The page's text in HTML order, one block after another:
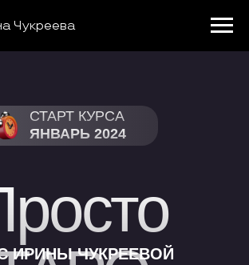
Чукреева
СТАРТ КУРСА
ЯНВАРЬ 2024
ИРИНЫ ЧУКРЕЕВОЙ